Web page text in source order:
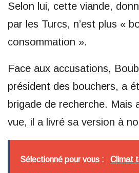
Selon lui, cette viande,
par les Turcs, n’est plus «
consommation ».
Face aux accusations,
président des bouchers, a
brigade de recherche. Mais
vue, il a livré sa version à
Sélectionné pour vous : Climat